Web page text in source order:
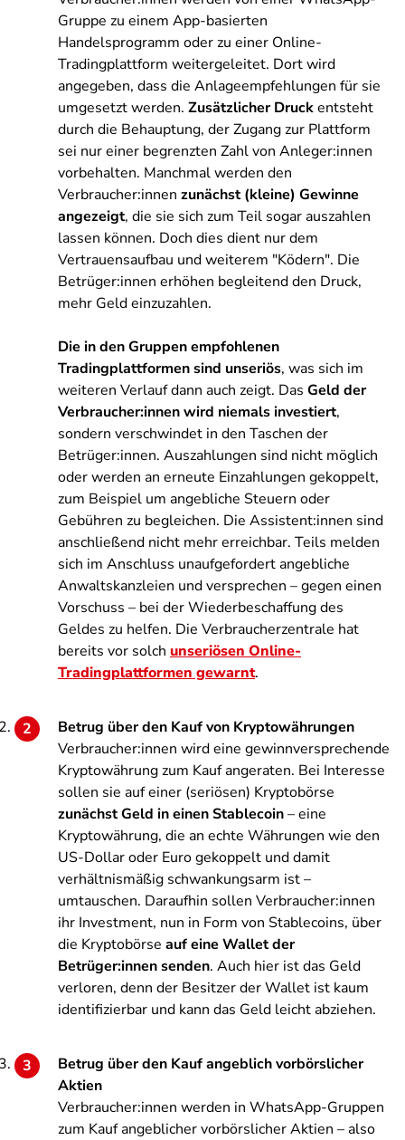
Gruppe zu einem App-basierten
Handelsprogramm oder zu einer Online-
Tradingplattform weitergeleitet. Dort wird
angegeben, dass die Anlageempfehlungen für sie
umgesetzt werden. Zusätzlicher Druckentsteht
durch die Behauptung, der Zugang zur Plattform
sei nur einer begrenzten Zahl von Anleger:innen
vorbehalten. Manchmal werden den
Verbraucher:innen zunächst (kleine) Gewinne
angezeigt, die sie sich zum Teil sogar auszahlen
lassen können. Doch dies dient nur dem
Vertrauensaufbau und weiterem "Ködern". Die
Betrüger:innen erhöhen begleitend den Druck,
mehr Geld einzuzahlen.
Die in den Gruppen empfohlenen
Tradingplattformen sind unseriös, was sich im
weiteren Verlauf dann auch zeigt. Das Geld der
Verbraucher:innen wird niemals investiert,
sondern verschwindet in den Taschen der
Betrüger:innen. Auszahlungen sind nicht möglich
oder werden an erneute Einzahlungen gekoppelt,
zum Beispiel um angebliche Steuern oder
Gebühren zu begleichen. Die Assistent:innen sind
anschließend nicht mehr erreichbar. Teils melden
sich im Anschluss unaufgefordert angebliche
Anwaltskanzleien und versprechen – gegen einen
Vorschuss – bei der Wiederbeschaffung des
Geldes zu helfen. Die Verbraucherzentrale hat
bereits vor solch unseriösen Online-
Tradingplattformen gewarnt.
Betrug über den Kauf von Kryptowährungen
Verbraucher:innen wird eine gewinnversprechende
Kryptowährung zum Kauf angeraten. Bei Interesse
sollen sie auf einer (seriösen) Kryptobörse
zunächst Geld in einen Stablecoin– eine
Kryptowährung, die an echte Währungen wie den
US-Dollar oder Euro gekoppelt und damit
verhältnismäßig schwankungsarm ist –
umtauschen. Daraufhin sollen Verbraucher:innen
ihr Investment, nun in Form von Stablecoins, über
die Kryptobörse auf eine Wallet der
Betrüger:innen senden. Auch hier ist das Geld
verloren, denn der Besitzer der Wallet ist kaum
identifizierbar und kann das Geld leicht abziehen.
Betrug über den Kauf angeblich vorbörslicher
Aktien
Verbraucher:innen werden in WhatsApp-Gruppen
zum Kauf angeblicher vorbörslicher Aktien – also